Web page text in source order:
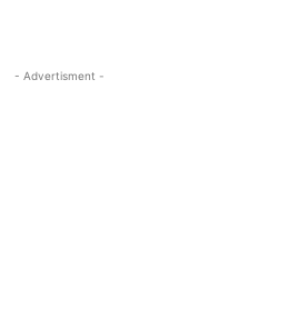
- Advertisment -